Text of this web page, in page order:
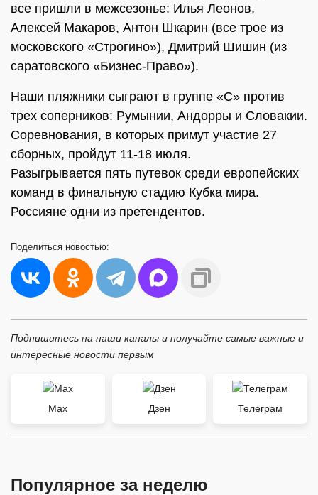
все пришли в межсезонье: Илья Леонов,
Алексей Макаров, Антон Шкарин (все трое из
московского «Строгино»), Дмитрий Шишин (из
саратовского «Бизнес-Право»).
Наши пляжники сыграют в группе «С» против
трех соперников: Румынии, Андорры и Словакии.
Соревнования, в которых примут участие 27
сборных, пройдут 11-18 июля.
Разыгрывается пять путевок среди европейских
команд в финальную стадию Кубка мира.
Россияне одни из претендентов.
Поделиться новостью:
Подпишитесь на наши каналы и получайте самые важные и
интересные новости первым
Max Дзен Телеграм
Популярное за неделю